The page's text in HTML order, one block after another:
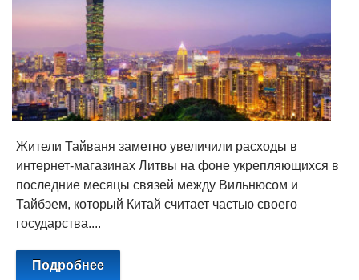
Жители Тайваня заметно увеличили расходы в
интернет-магазинах Литвы на фоне укрепляющихся в
последние месяцы связей между Вильнюсом и
Тайбэем, который Китай считает частью своего
государства....
Подробнее